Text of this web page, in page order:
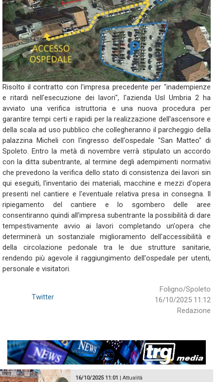
Risolto il contratto con l'impresa precedente per "inadempienze
e ritardi nell'esecuzione dei lavori", l'azienda Usl Umbria 2 ha
avviato una verifica istruttoria e una nuova procedura per
garantire tempi certi e rapidi per la realizzazione dell'ascensore e
della scala ad uso pubblico che collegheranno il parcheggio della
palazzina Micheli con l'ingresso dell'ospedale "San Matteo" di
Spoleto. Entro la metà di novembre verrà stipulato un accordo
con la ditta subentrante, al termine degli adempimenti normativi
che prevedono la verifica dello stato di consistenza dei lavori sin
qui eseguiti, l'inventario dei materiali, macchine e mezzi d'opera
presenti nel cantiere e l'eventuale relativa presa in consegna. Il
ripiegamento del cantiere e lo sgombero delle aree
consentiranno quindi all'impresa subentrante la possibilità di dare
tempestivamente avvio ai lavori completando un'opera che
determinerà un sostanziale miglioramento dell'accessibilità e
della circolazione pedonale tra le due strutture sanitarie,
rendendo più agevole il raggiungimento dell'ospedale per utenti,
personale e visitatori.
Foligno/Spoleto
16/10/2025 11:12
Redazione
Twitter
16/10/2025 11:01 Attualità